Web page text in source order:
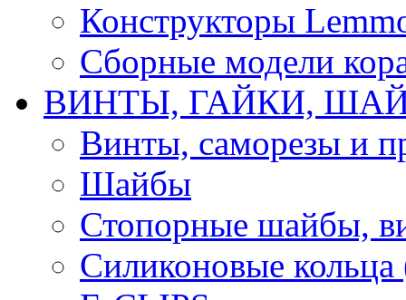
Конструкторы
Сборные модели
ВИНТЫ, ГАЙКИ,
Винты, саморезы и
Шайбы
Стопорные шайбы,
Силиконовые